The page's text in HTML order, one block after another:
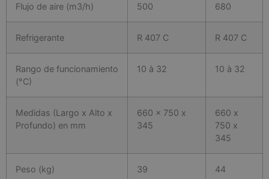
Flujo de aire (m3/h) 500 680
Refrigerante R 407 C R 407 C
Rango de funcionamiento
(°C)
10 à 32 10 à 32
Medidas (Largo x Alto x
Profundo) en mm
660 x 750 x
345
660 x
750 x
345
Peso (kg) 39 44